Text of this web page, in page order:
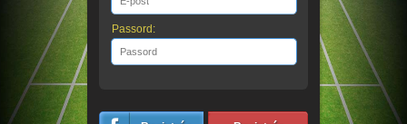
Passord: